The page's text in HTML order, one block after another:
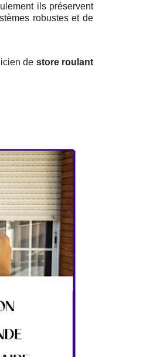
ils préservent
robustes et de
de store roulant